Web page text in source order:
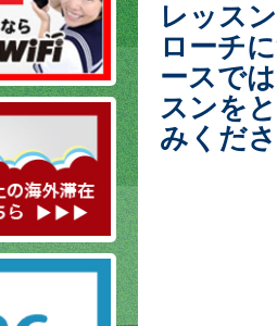
レッス
ローチ
ースで
スンを
みくだ